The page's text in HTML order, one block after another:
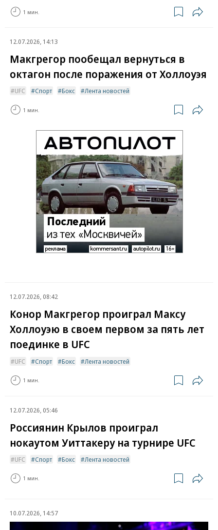
1 мин.
12.07.2026, 14:13
Макгрегор пообещал вернуться в
октагон после поражения от Холлоуэя
UFC Спорт Бокс Лента новостей
1 мин.
12.07.2026, 08:42
Конор Макгрегор проиграл Максу
Холлоуэю в своем первом за пять лет
поединке в UFC
UFC Спорт Бокс Лента новостей
1 мин.
12.07.2026, 05:46
Россиянин Крылов проиграл
нокаутом Уиттакеру на турнире UFC
UFC Спорт Бокс Лента новостей
1 мин.
10.07.2026, 14:57